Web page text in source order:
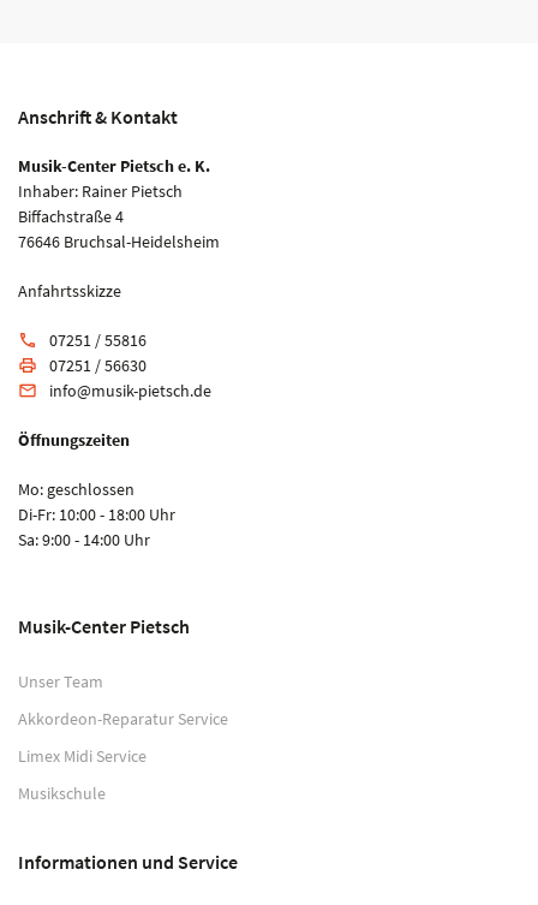
Anschrift & Kontakt
Musik-Center Pietsch e. K.
Inhaber: Rainer Pietsch
Biffachstraße 4
76646 Bruchsal-Heidelsheim
Anfahrtsskizze
phone 07251 / 55816
print 07251 / 56630
email info@musik-pietsch.de
Öffnungszeiten
Mo: geschlossen
Di-Fr: 10:00 - 18:00 Uhr
Sa: 9:00 - 14:00 Uhr
Musik-Center Pietsch
Unser Team
Akkordeon-Reparatur Service
Limex Midi Service
Musikschule
Informationen und Service